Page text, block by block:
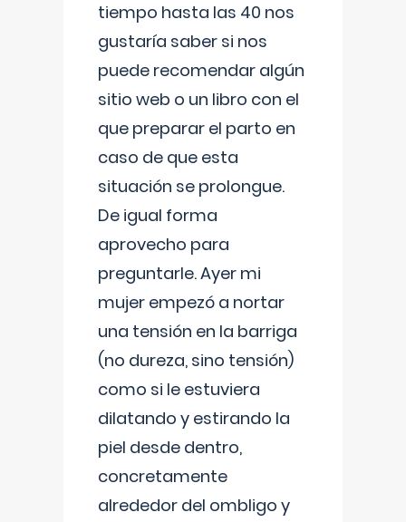
tiempo hasta las 40 nos
gustaría saber si nos
puede recomendar algún
sitio web o un libro con el
que preparar el parto en
caso de que esta
situación se prolongue.
De igual forma
aprovecho para
preguntarle. Ayer mi
mujer empezó a nortar
una tensión en la barriga
(no dureza, sino tensión)
como si le estuviera
dilatando y estirando la
piel desde dentro,
concretamente
alrededor del ombligo y